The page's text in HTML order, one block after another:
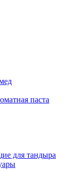
паста
для тандыра